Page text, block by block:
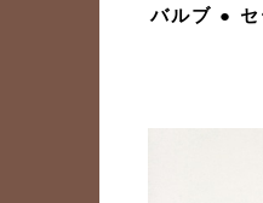
バルブ ● セ